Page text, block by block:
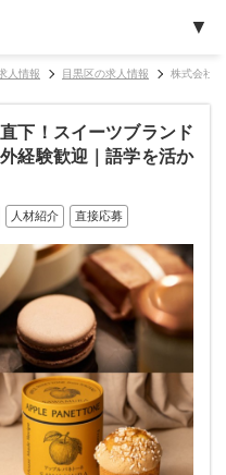
人情報 目黒区の求人情報 株式会社
下！スイーツブランド
経験歓迎｜語学を活か
人材紹介 直接応募